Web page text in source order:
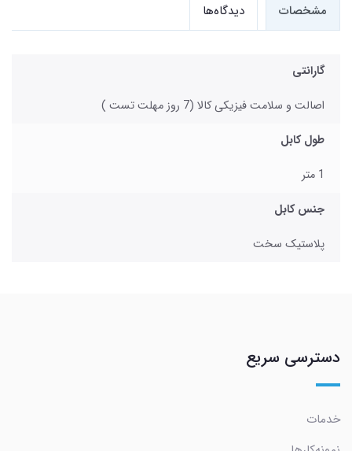
مشخصات دیدگاه‌ها
گارانتی
اصالت و سلامت فیزیکی کالا (7 روز مهلت تست )
طول کابل
1 متر
جنس کابل
پلاستیک سخت
دسترسی سریع
خدمات